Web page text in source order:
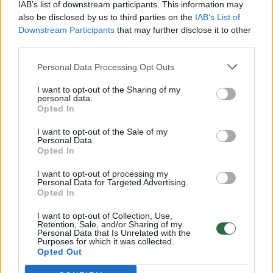
IAB’s list of downstream participants. This information may
also be disclosed by us to third parties on the IAB’s List of
Downstream Participants that may further disclose it to other
Personal Data Processing Opt Outs
I want to opt-out of the Sharing of my
personal data.
Opted In
I want to opt-out of the Sale of my
Personal Data.
Opted In
I want to opt-out of processing my
Personal Data for Targeted Advertising.
Opted In
I want to opt-out of Collection, Use,
Retention, Sale, and/or Sharing of my
Personal Data that Is Unrelated with the
Purposes for which it was collected.
Opted Out
vaiko gyvybių išgelbėti nepavyko
Žinios | Lietuvos diena
00:00:57
32 laipsnių šilumos
Žinios | Orai
Nufilmavo, kaip patvino Vilniaus Vakarinis aplinkkelis:
vaizdas pribloškia
Žinios | Lietuvos diena
00:00:55
Avarija Vilniuje: į stotelę įsirėžęs automobilis sužalojo
dvi moteris
Žinios | Lietuvos diena